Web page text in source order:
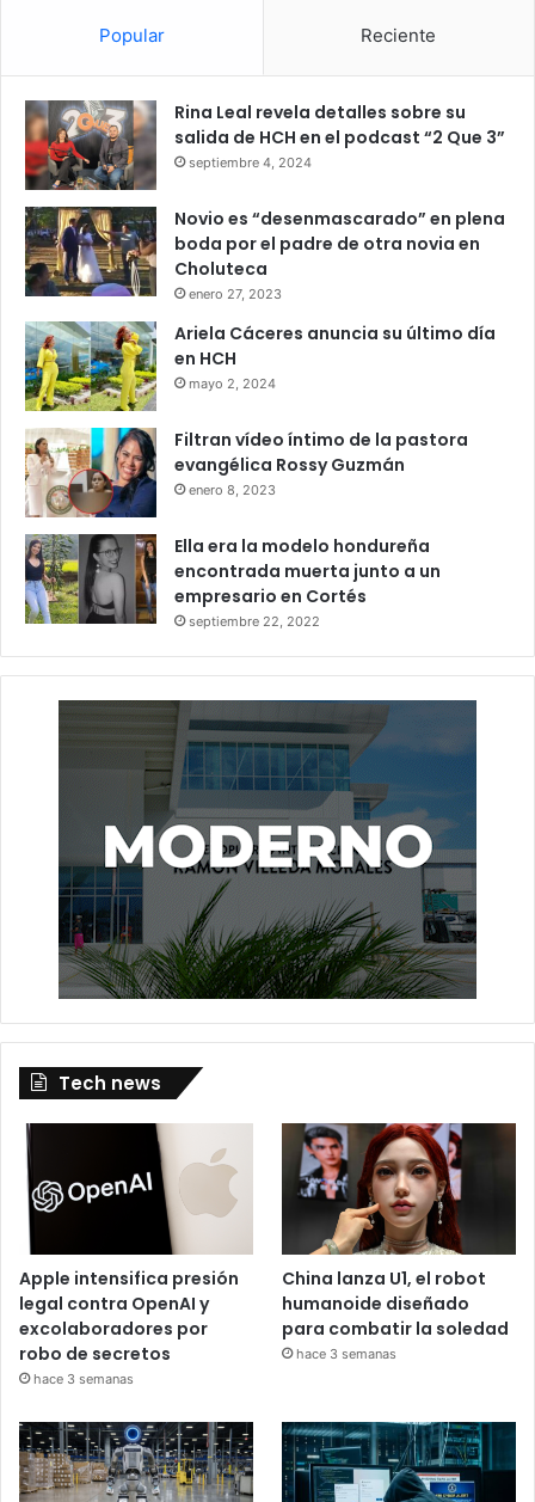
Popular Reciente
Rina Leal revela detalles sobre su
salida de HCH en el podcast “2 Que 3”
septiembre 4, 2024
Novio es “desenmascarado” en plena
boda por el padre de otra novia en
Choluteca
enero 27, 2023
Ariela Cáceres anuncia su último día
en HCH
mayo 2, 2024
Filtran vídeo íntimo de la pastora
evangélica Rossy Guzmán
enero 8, 2023
Ella era la modelo hondureña
encontrada muerta junto a un
empresario en Cortés
septiembre 22, 2022
Tech news
Apple intensifica presión
legal contra OpenAI y
excolaboradores por
robo de secretos
hace 3 semanas
China lanza U1, el robot
humanoide diseñado
para combatir la soledad
hace 3 semanas